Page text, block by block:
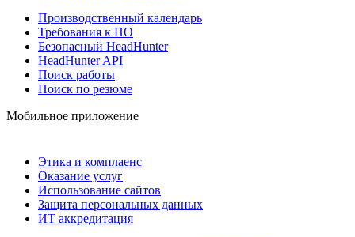
Производственный календарь
Требования к ПО
Безопасный HeadHunter
HeadHunter API
Поиск работы
Поиск по резюме
Мобильное приложение
Этика и комплаенс
Оказание услуг
Использование сайтов
Защита персональных данных
ИТ аккредитация